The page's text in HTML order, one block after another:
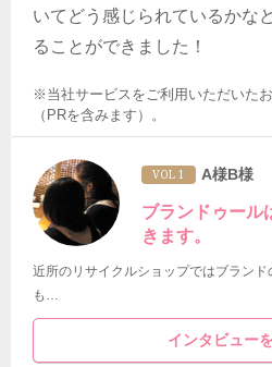
いてどう感じられているかな
ることができました！
※当社サービスをご利用いただいた
（PRを含みます）。
VOL 1 A様B様
ブランドゥール
きます。
近所のリサイクルショップではブラン
も…
インタビュー